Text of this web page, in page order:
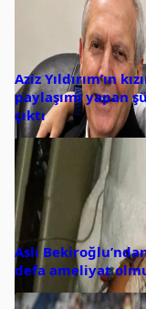
Aziz Yıldırım’ın
paylaşımı yapan
çıktı
Aslı
defa ameliyat